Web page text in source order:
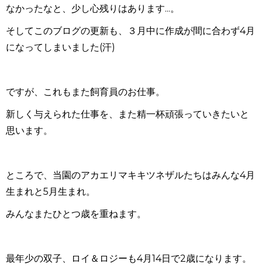
なかったなと、少し心残りはあります...。
そしてこのブログの更新も、３月中に作成が間に合わず4月
になってしまいました(汗)
ですが、これもまた飼育員のお仕事。
新しく与えられた仕事を、また精一杯頑張っていきたいと
思います。
ところで、当園のアカエリマキキツネザルたちはみんな4月
生まれと5 月生まれ。
みんなまたひとつ歳を重ねます。
最年少の双子、ロイ＆ロジーも4月14日で2歳になります。